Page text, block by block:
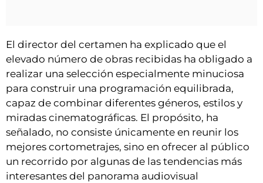
El director del certamen ha explicado que el
elevado número de obras recibidas ha obligado a
realizar una selección especialmente minuciosa
para construir una programación equilibrada,
capaz de combinar diferentes géneros, estilos y
miradas cinematográficas. El propósito, ha
señalado, no consiste únicamente en reunir los
mejores cortometrajes, sino en ofrecer al público
un recorrido por algunas de las tendencias más
interesantes del panorama audiovisual